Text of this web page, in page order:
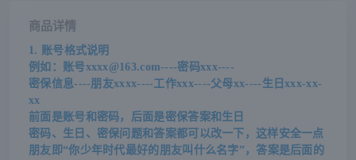
商品详情
1. 账号格式说明
例如：账号xxxx@163.com----密码xxx----
密保信息----朋友xxxx----工作xxx----父母xx----生日xxx-xx-
xx
前面是账号和密码，后面是密保答案和生日
密码、生日、密保问题和答案都可以改一下，这样安全一点
朋友即“你少年时代最好的朋友叫什么名字”，答案是后面的